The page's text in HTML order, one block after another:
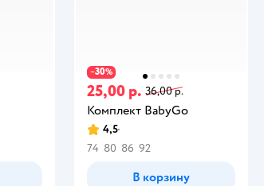
−30%
25,00 р. 36,00 р.
Комплект BabyGo
4,5
74 80 86 92
В корзину